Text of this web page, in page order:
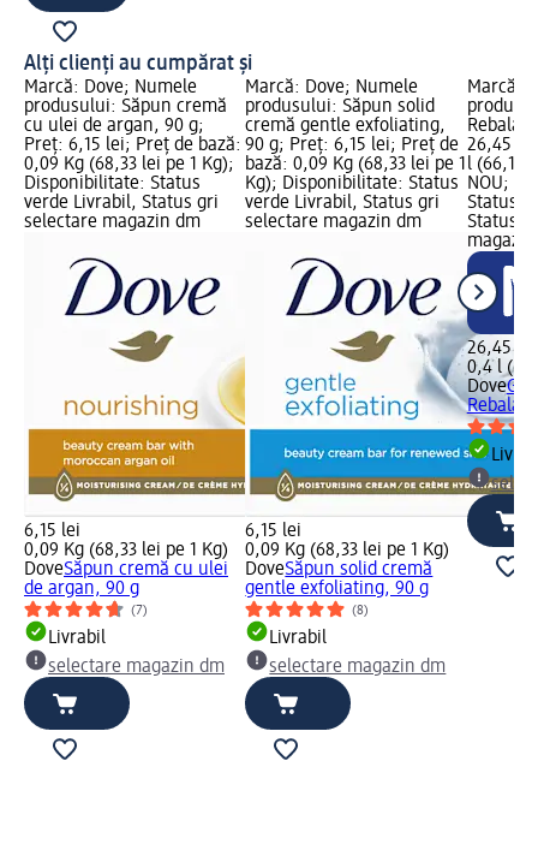
Alți clienți au cumpărat și
Marcă: Dove; Numele
produsului: Săpun cremă
cu ulei de argan, 90 g;
Preț: 6,15 lei; Preț de bază:
0,09 Kg (68,33 lei pe 1 Kg);
Disponibilitate: Status
verde Livrabil, Status gri
selectare magazin dm
6,15 lei
0,09 Kg (68,33 lei pe 1 Kg)
DoveSăpun cremă cu ulei
de argan, 90 g
(7)
Livrabil
selectare magazin dm
Marcă: Dove; Numele
produsului: Săpun solid
cremă gentle exfoliating,
90 g; Preț: 6,15 lei; Preț de
bază: 0,09 Kg (68,33 lei pe 1
Kg); Disponibilitate: Status
verde Livrabil, Status gri
selectare magazin dm
6,15 lei
0,09 Kg (68,33 lei pe 1 Kg)
DoveSăpun solid cremă
gentle exfoliating, 90 g
(8)
Livrabil
selectare magazin dm
Marcă:
26,45
l (66,13
NOU;
Status
Status
26,45 lei
0,4 l
DoveGel